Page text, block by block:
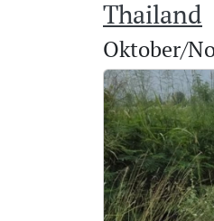
Thailand
Oktober/